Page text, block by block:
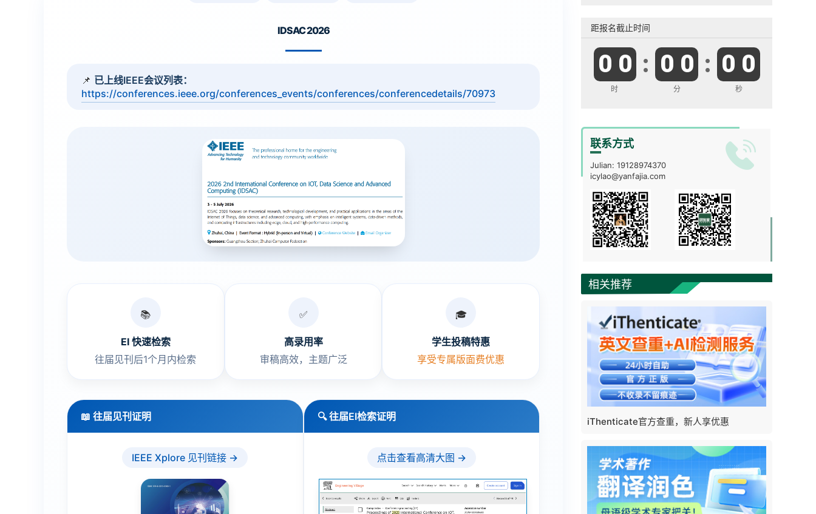
IDSAC 2026
📌 已上线IEEE会议列表：
https://conferences.ieee.org/conferences_events/conferences/conferencedetails/70973
📚
EI 快速检索
往届见刊后1个月内检索
✅
高录用率
审稿高效，主题广泛
🎓
学生投稿特惠
享受专属版面费优惠
📖 往届见刊证明
IEEE Xplore 见刊链接 →
🔍 往届EI检索证明
点击查看高清大图 →
距报名截止时间
0 0 : 0 0 : 0 0
时 分 秒
联系方式
Julian: 19128974370
icylao@yanfajia.com
相关推荐
iThenticate官方查重，新人享优惠